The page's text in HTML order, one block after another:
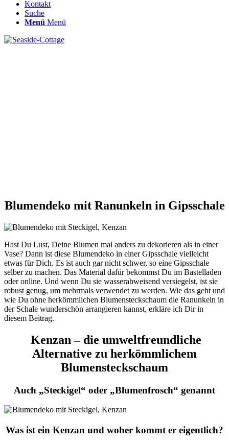
Kontakt
Suche
Menü Menü
Blumendeko mit Ranunkeln in Gipsschale
Hast Du Lust, Deine Blumen mal anders zu dekorieren als in einer
Vase? Dann ist diese Blumendeko in einer Gipsschale vielleicht
etwas für Dich. Es ist auch gar nicht schwer, so eine Gipsschale
selber zu machen. Das Material dafür bekommst Du im Bastelladen
oder online. Und wenn Du sie wasserabweisend versiegelst, ist sie
robust genug, um mehrmals verwendet zu werden. Wie das geht und
wie Du ohne herkömmlichen Blumensteckschaum die Ranunkeln in
der Schale wunderschön arrangieren kannst, erkläre ich Dir in
diesem Beitrag.
Kenzan – die umweltfreundliche
Alternative zu herkömmlichem
Blumensteckschaum
Auch „Steckigel“ oder „Blumenfrosch“ genannt
Was ist ein Kenzan und woher kommt er eigentlich?